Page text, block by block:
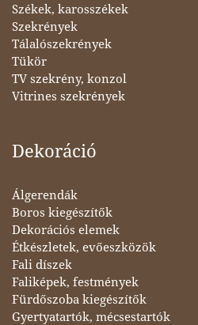
Székek, karosszékek
Szekrények
Tálalószekrények
Tükör
TV szekrény, konzol
Vitrines szekrények
Dekoráció
Álgerendák
Boros kiegészítők
Dekorációs elemek
Étkészletek, evőeszközök
Fali díszek
Faliképek, festmények
Fürdőszoba kiegészítők
Gyertyatartók, mécsestartók